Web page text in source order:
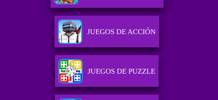
JUEGOS DE ACCIÓN
JUEGOS DE PUZZLE